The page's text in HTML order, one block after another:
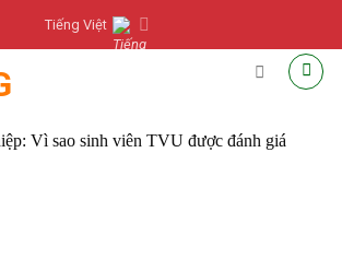
Tiếng Việt